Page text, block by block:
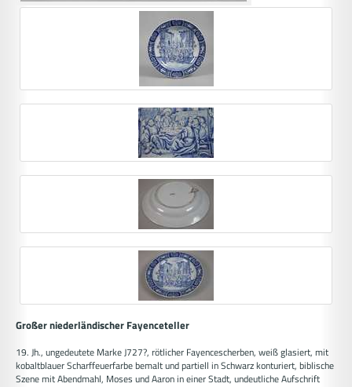
Großer niederländischer Fayenceteller
19. Jh., ungedeutete Marke J727?, rötlicher Fayencescherben, weiß glasiert, mit
kobaltblauer Scharffeuerfarbe bemalt und partiell in Schwarz konturiert, biblische
Szene mit Abendmahl, Moses und Aaron in einer Stadt, undeutliche Aufschrift